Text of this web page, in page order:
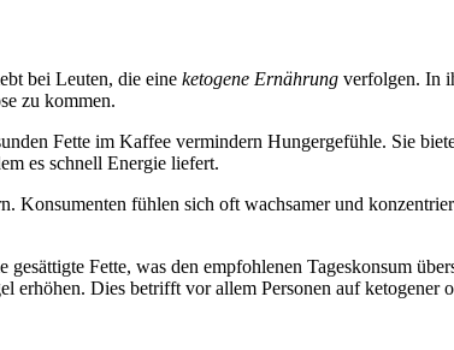
bei Leuten, die eine ketogene Ernährung verfolgen. In
zu kommen.
Fette im Kaffee vermindern Hungergefühle. Sie
es schnell Energie liefert.
Konsumenten fühlen sich oft wachsamer und
gesättigte Fette, was den empfohlenen Tageskonsum
erhöhen. Dies betrifft vor allem Personen auf ketogener